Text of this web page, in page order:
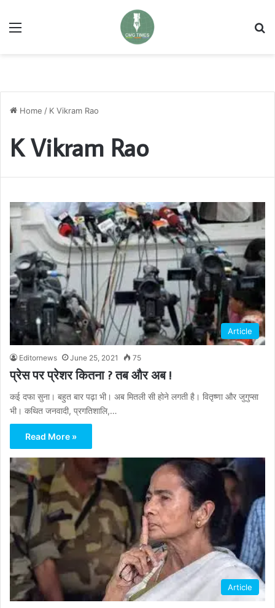
Menu
Home / K Vikram Rao
K Vikram Rao
Article
Editornews June 25, 2021 75
प्रेस पर प्रेशर कितना ? तब और अब !
कई दफा सुना। बहुत बार पढ़ा भी। अब मितली सी होने लगती है। वितृष्णा और जुगुप्सा
भी। कथित जनवादी, प्रगतिशालि,…
Read More »
Article